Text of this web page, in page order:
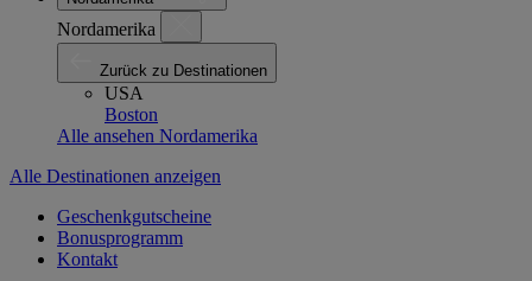
Nordamerika
Zurück zu Destinationen
USA
Boston
Alle ansehen Nordamerika
Alle Destinationen anzeigen
Geschenkgutscheine
Bonusprogramm
Kontakt